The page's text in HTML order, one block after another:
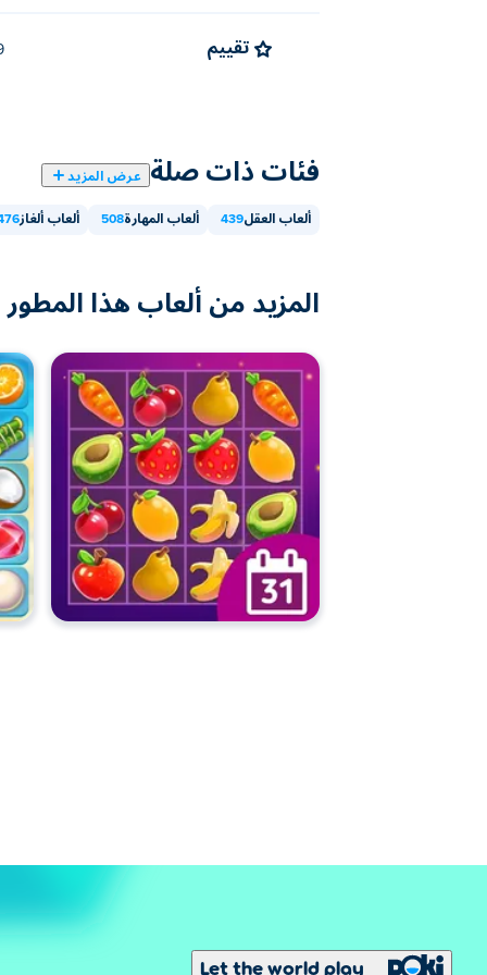
تقييم
فئات ذات صلة عرض المزيد
ألعاب العقل439 ألعاب المهارة508 ألعاب ألغاز
المزيد من ألعاب هذا المطور
Let the world play